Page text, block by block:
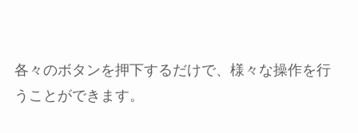
各々のボタンを押下するだけで、様々な操作を行
うことができます。